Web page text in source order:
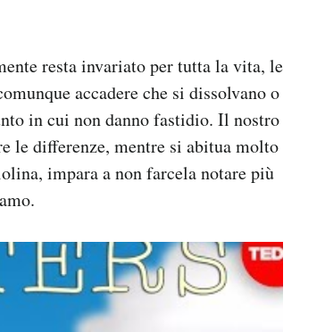
resta invariato per tutta la vita, le
accadere che si dissolvano o
in cui non danno fastidio. Il nostro
le differenze, mentre si abitua molto
impara a non farcela notare più